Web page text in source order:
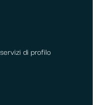
di profilo